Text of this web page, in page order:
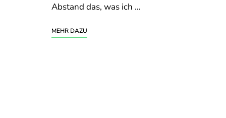
Abstand das, was ich …
MEHR DAZU